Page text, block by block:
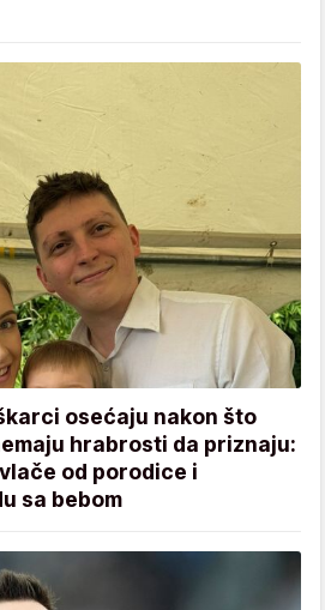
osećaju nakon što
hrabrosti da priznaju:
od porodice i
sa bebom